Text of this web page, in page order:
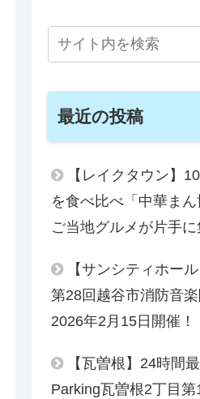
最近の投稿
【レイクタウン】
を食べ比べ「中華ま
ご当地グルメが片手に
【サンシティホー
第28回越谷市消防音
2026年2月15日開催！
【瓦曽根】24時間
Parking瓦曽根2丁目